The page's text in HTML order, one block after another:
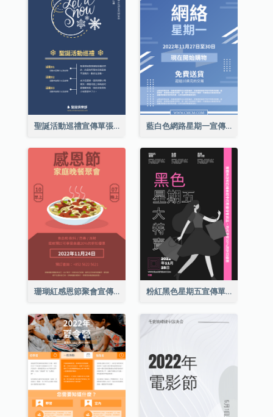
聖誕活動巡禮宣傳單張(附介紹) 藍白色網路星期一宣傳單張
珊瑚紅感恩節聚會宣傳單張 粉紅黑色星期五宣傳單張